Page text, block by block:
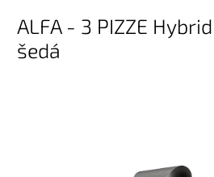
ALFA - 3 PIZZE
šedá